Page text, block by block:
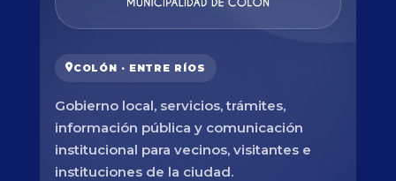
COLÓN · ENTRE RÍOS
Gobierno local, servicios, trámites,
información pública y comunicación
institucional para vecinos, visitantes e
instituciones de la ciudad.